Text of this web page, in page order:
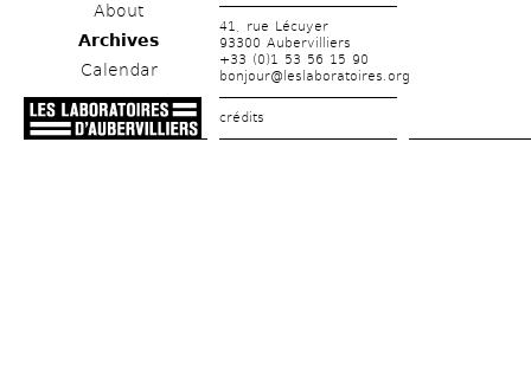
About
Archives
Calendar
41, rue Lécuyer
93300 Aubervilliers
+33 (0)1 53 56 15 90
bonjour@leslaboratoires.org
crédits